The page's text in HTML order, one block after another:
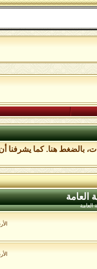
اللهم
بالضغط هنا. كما يشرفنا
العامة
العامة